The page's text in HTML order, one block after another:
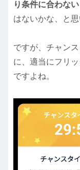
り条件に合わない
はないかな、と思
ですが、チャン
に、適当にフリ
ですよね。